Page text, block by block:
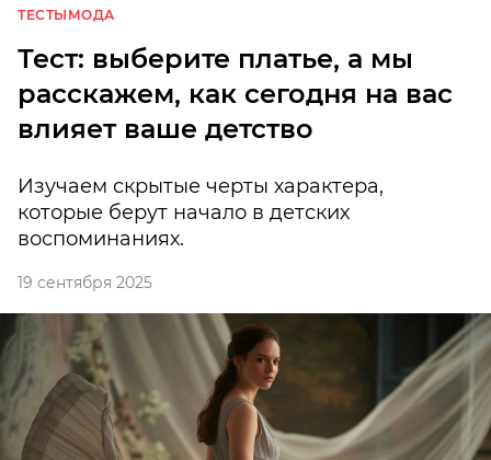
ТЕСТЫ МОДА
Тест: выберите платье, а мы
расскажем, как сегодня на вас
влияет ваше детство
Изучаем скрытые черты характера,
которые берут начало в детских
воспоминаниях.
19 сентября 2025